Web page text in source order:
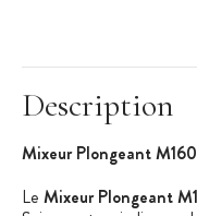
Description
Mixeur Plongeant
Le Mixeur Plongeant